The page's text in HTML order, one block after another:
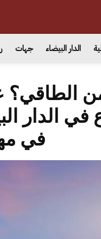
الدار البيضاء جهات
في الدار
في